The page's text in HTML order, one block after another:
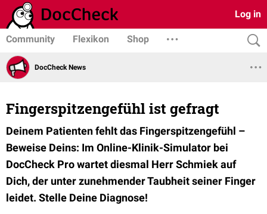
Log in
Community Flexikon Shop
DocCheck News
Fingerspitzengefühl ist gefragt
Deinem Patienten fehlt das Fingerspitzengefühl –
Beweise Deins: Im Online-Klinik-Simulator bei
DocCheck Pro wartet diesmal Herr Schmiek auf
Dich, der unter zunehmender Taubheit seiner Finger
leidet. Stelle Deine Diagnose!